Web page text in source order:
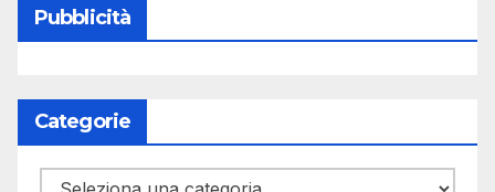
Pubblicità
Categorie
Categorie